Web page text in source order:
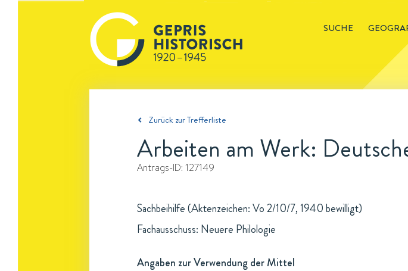
SUCHE
Zurück zur Trefferliste
Arbeiten am Werk:
Antrags-ID: 127149
Sachbeihilfe (Aktenzeichen: Vo 2/10/7, 1940 bewilligt)
Fachausschuss: Neuere Philologie
Angaben zur Verwendung der Mittel